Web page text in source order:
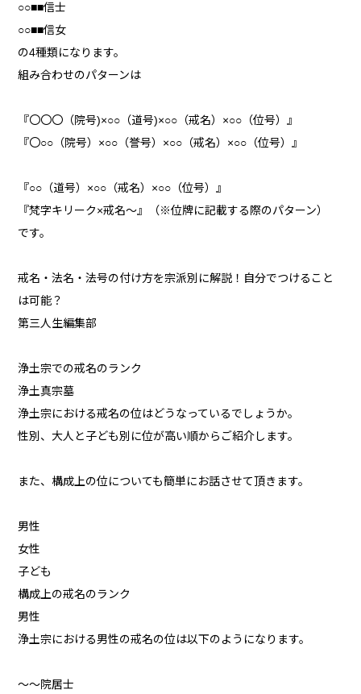
○○■■信士
○○■■信女
の4種類になります。
組み合わせのパターンは
『〇〇〇（院号)×○○（道号)×○○（戒名）×○○（位号）』
『〇○○（院号）×○○（誉号）×○○（戒名）×○○（位号）』
『○○（道号）×○○（戒名）×○○（位号）』
『梵字キリーク×戒名～』（※位牌に記載する際のパターン）
です。
戒名・法名・法号の付け方を宗派別に解説！自分でつけること
は可能？
第三人生編集部
浄土宗での戒名のランク
浄土真宗墓
浄土宗における戒名の位はどうなっているでしょうか。
性別、大人と子ども別に位が高い順からご紹介します。
また、構成上の位についても簡単にお話させて頂きます。
男性
女性
子ども
構成上の戒名のランク
男性
浄土宗における男性の戒名の位は以下のようになります。
～～院居士